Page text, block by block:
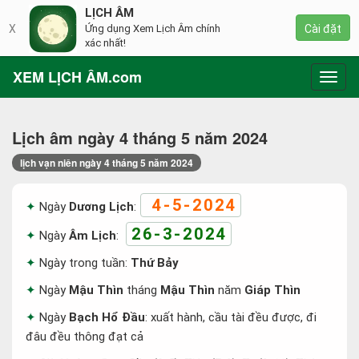
XEM LỊCH ÂM.com
Lịch âm ngày 4 tháng 5 năm 2024
lịch vạn niên ngày 4 tháng 5 năm 2024
Ngày Dương Lịch: 4-5-2024
NgàyÂm Lịch: 26-3-2024
Ngày trong tuần: Thứ Bảy
Ngày Mậu Thìn tháng Mậu Thìn năm Giáp Thìn
Ngày Bạch Hổ Đầu: xuất hành, cầu tài đều được, đi
đâu đều thông đạt cả
X
LỊCH ÂM
Ứng dụng Xem Lịch Âm chính
xác nhất!
Cài đặt